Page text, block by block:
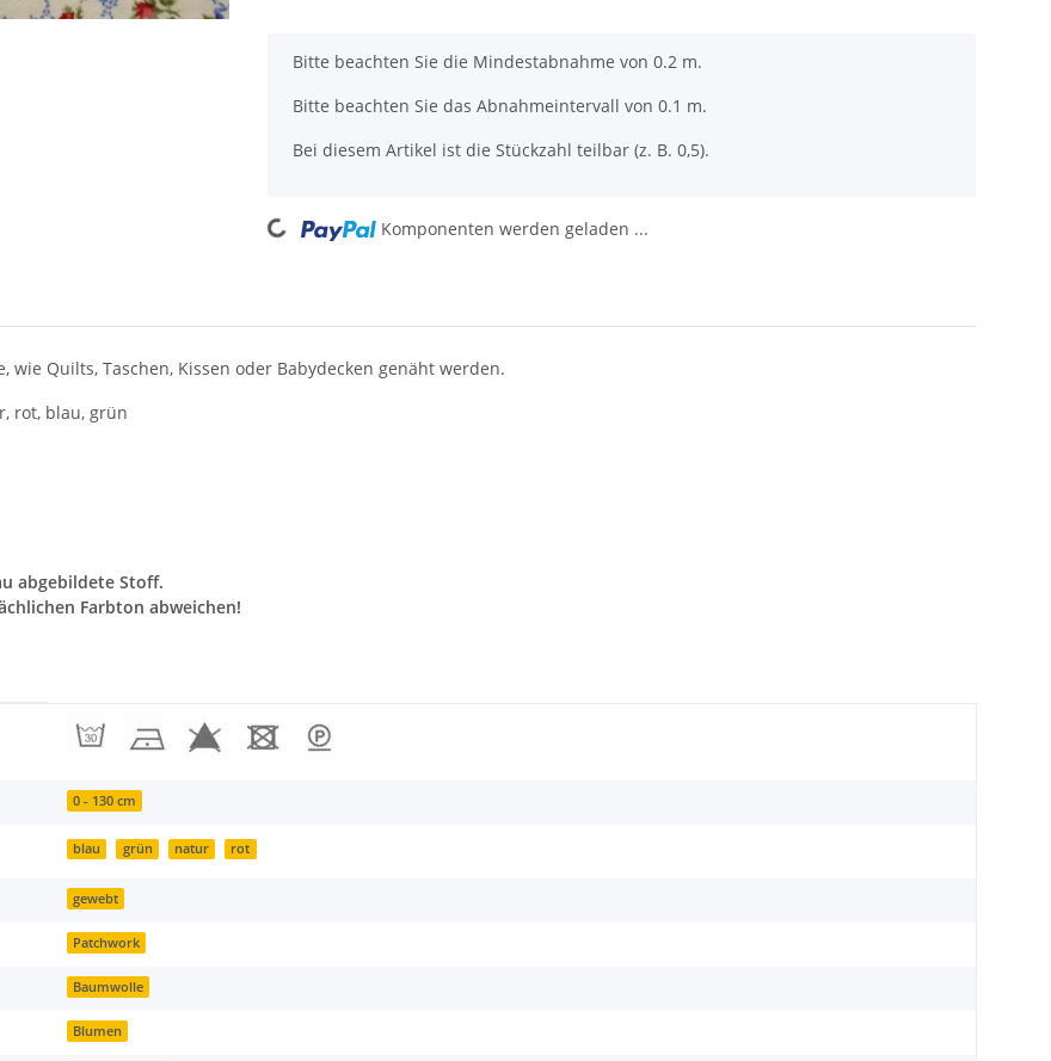
x
Bitte beachten Sie die Mindestabnahme von 0.2 m.
Bitte beachten Sie das Abnahmeintervall von 0.1 m.
Bei diesem Artikel ist die Stückzahl teilbar (z. B. 0,5).
Loading... Komponenten werden geladen ...
Quilts, Taschen, Kissen oder Babydecken genäht werden.
rot, blau, grün
abgebildete Stoff.
Farbton abweichen!
0 - 130 cm
blau grün natur rot
gewebt
Patchwork
Baumwolle
Blumen